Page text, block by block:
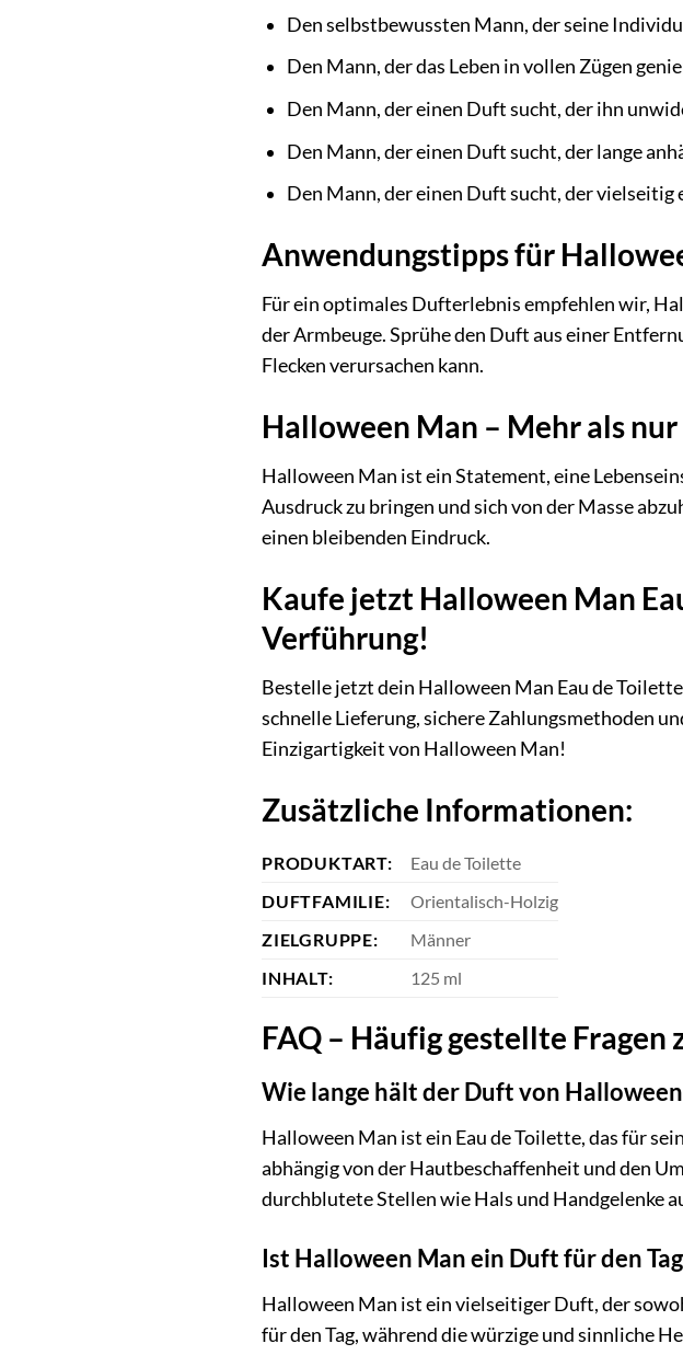
Den selbstbewussten Mann, der seine
Den Mann, der das Leben in vollen Zügen
Den Mann, der einen Duft sucht, der ihn
Den Mann, der einen Duft sucht, der lange
Den Mann, der einen Duft sucht, der vielseitig
Anwendungstipps für
Für ein optimales Dufterlebnis empfehlen wir,
der Armbeuge. Sprühe den Duft aus einer
Flecken verursachen kann.
Halloween Man – Mehr als
Halloween Man ist ein Statement, eine
Ausdruck zu bringen und sich von der Masse
einen bleibenden Eindruck.
Kaufe jetzt Halloween Man
Verführung!
Bestelle jetzt dein Halloween Man Eau de
schnelle Lieferung, sichere Zahlungsmethoden
Einzigartigkeit von Halloween Man!
Zusätzliche Informationen:
PRODUKTART:
Eau de Toilette
DUFTFAMILIE:
Orientalisch-Holzig
ZIELGRUPPE:
Männer
INHALT:
125 ml
FAQ – Häufig gestellte Fragen
Wie lange hält der Duft von
Halloween Man ist ein Eau de Toilette, das für
abhängig von der Hautbeschaffenheit und den
durchblutete Stellen wie Hals und Handgelenke
Ist Halloween Man ein Duft für den
Halloween Man ist ein vielseitiger Duft, der
für den Tag, während die würzige und sinnliche